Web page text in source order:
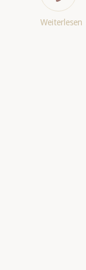
Weiterlesen